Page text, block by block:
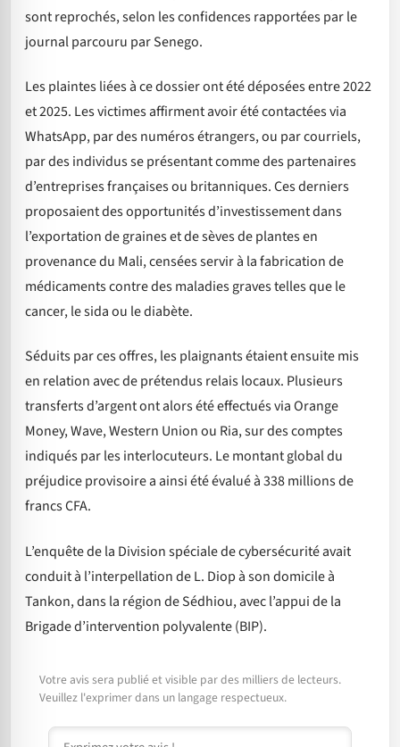
sont reprochés, selon les confidences rapportées par le
journal parcouru par Senego.
Les plaintes liées à ce dossier ont été déposées entre 2022
et 2025. Les victimes affirment avoir été contactées via
WhatsApp, par des numéros étrangers, ou par courriels,
par des individus se présentant comme des partenaires
d’entreprises françaises ou britanniques. Ces derniers
proposaient des opportunités d’investissement dans
l’exportation de graines et de sèves de plantes en
provenance du Mali, censées servir à la fabrication de
médicaments contre des maladies graves telles que le
cancer, le sida ou le diabète.
Séduits par ces offres, les plaignants étaient ensuite mis
en relation avec de prétendus relais locaux. Plusieurs
transferts d’argent ont alors été effectués via Orange
Money, Wave, Western Union ou Ria, sur des comptes
indiqués par les interlocuteurs. Le montant global du
préjudice provisoire a ainsi été évalué à 338 millions de
francs CFA.
L’enquête de la Division spéciale de cybersécurité avait
conduit à l’interpellation de L. Diop à son domicile à
Tankon, dans la région de Sédhiou, avec l’appui de la
Brigade d’intervention polyvalente (BIP).
Votre avis sera publié et visible par des milliers de lecteurs.
Veuillez l'exprimer dans un langage respectueux.
Commentaire